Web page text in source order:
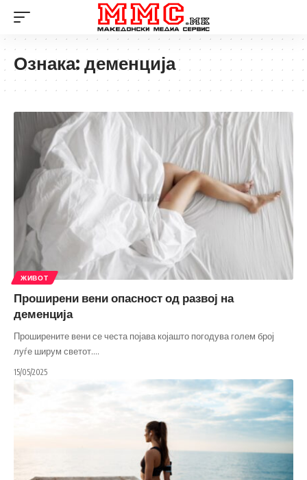
Ознака: деменција
ЖИВОТ
Проширени вени опасност од развој на
деменција
Проширените вени се честа појава којашто погодува голем број
луѓе ширум светот.…
15/05/2025